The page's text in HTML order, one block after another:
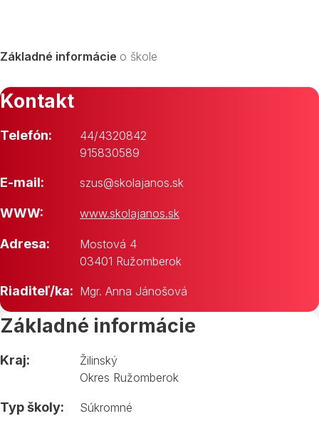
Základné informácie o škole
Kontakt
Telefón:
44/4320842
915830589
E-mail: szus@skolajanos.sk
WWW: www.skolajanos.sk
Adresa:
Mostová 4
03401 Ružomberok
Riaditeľ/ka: Mgr. Anna Jánošová
Základné informácie
Kraj:
Žilinský
Okres Ružomberok
Typ školy: Súkromné